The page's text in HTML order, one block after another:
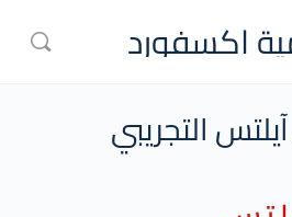
اكسفورد
التجريبي